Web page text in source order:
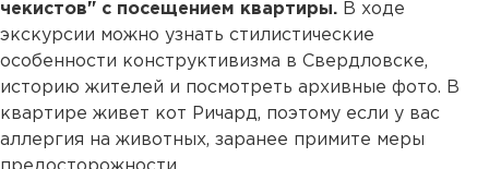
чекистов" с посещением квартиры. В ходе
экскурсии можно узнать стилистические
особенности конструктивизма в Свердловске,
историю жителей и посмотреть архивные фото. В
квартире живет кот Ричард, поэтому если у вас
аллергия на животных, заранее примите меры